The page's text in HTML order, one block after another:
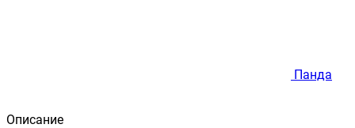
Панда
Описание